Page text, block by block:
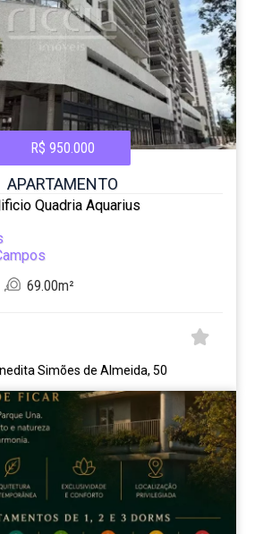
R$ 950.000
APARTAMENTO
Quadria Aquarius
69.00m²
Simões de Almeida, 50